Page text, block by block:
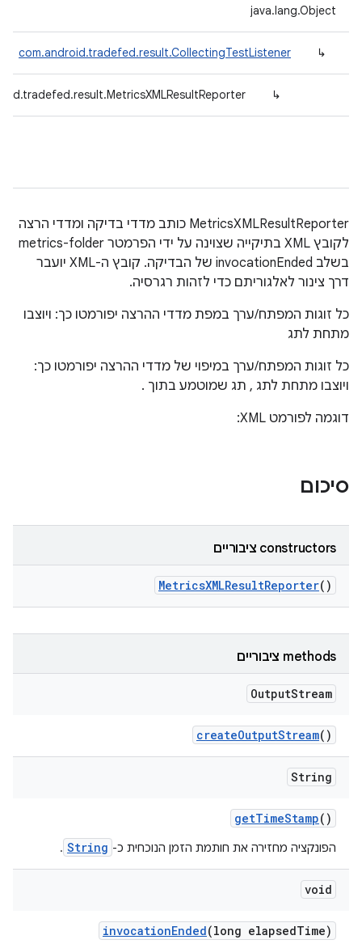
java.lang.Object
↳
com.android.tradefed.result.CollectingTestListener
↳
‫MetricsXMLResultReporter כותב מדדי בדיקה ומדדי הרצה
לקובץ XML בתיקייה שצוינה על ידי הפרמטר metrics-folder
בשלב invocationEnded של הבדיקה. קובץ ה-XML יועבר
דרך צינור לאלגוריתם כדי לזהות רגרסיה.
כל זוגות המפתח/ערך במפת מדדי ההרצה יפורמטו כך: ויוצבו
מתחת לתג
כל זוגות המפתח/ערך במיפוי של מדדי ההרצה יפורמטו כך:
ויוצבו מתחת לתג , תג שמוטמע בתוך .
דוגמה לפורמט XML:
סיכום
‫constructors ציבוריים
MetricsXMLResultReporter()
‫methods ציבוריים
OutputStream
createOutputStream()
String
getTimeStamp()
הפונקציה מחזירה את חותמת הזמן הנוכחית כ- String
.
void
invocationEnded(long elapsedTime)